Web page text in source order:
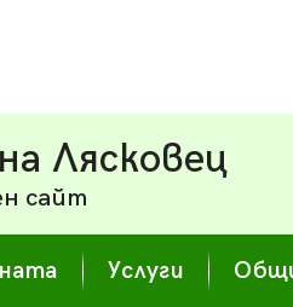
Лясковец
сайт
Услуги